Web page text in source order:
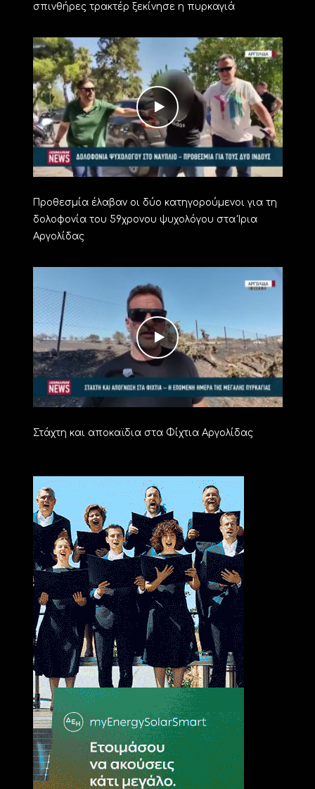
σπινθήρες τρακτέρ ξεκίνησε η πυρκαγιά
Προθεσμία έλαβαν οι δύο κατηγορούμενοι για τη
δολοφονία του 59χρονου ψυχολόγου στα Ίρια
Αργολίδας
Στάχτη και αποκαϊδια στα Φίχτια Αργολίδας